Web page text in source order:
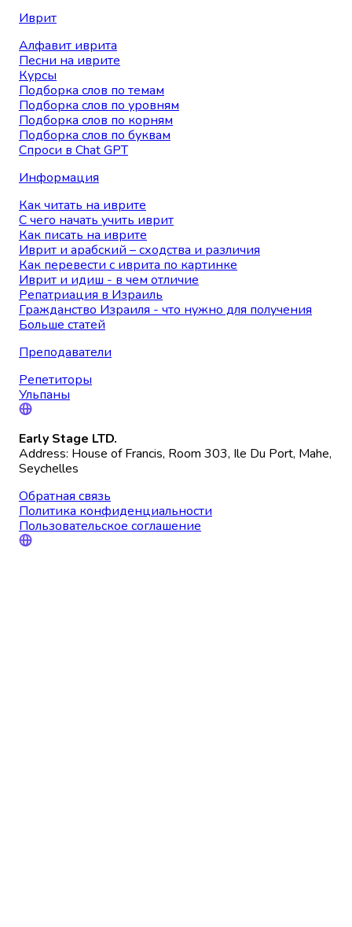
Иврит
Алфавит иврита
Песни на иврите
Курсы
Подборка слов по темам
Подборка слов по уровням
Подборка слов по корням
Подборка слов по буквам
Спроси в Chat GPT
Информация
Как читать на иврите
С чего начать учить иврит
Как писать на иврите
Иврит и арабский – сходства и различия
Как перевести с иврита по картинке
Иврит и идиш - в чем отличие
Репатриация в Израиль
Гражданство Израиля - что нужно для получения
Больше статей
Преподаватели
Репетиторы
Ульпаны
Early Stage LTD.
Address: House of Francis, Room 303, Ile Du Port, Mahe,
Seychelles
Обратная связь
Политика конфиденциальности
Пользовательское соглашение